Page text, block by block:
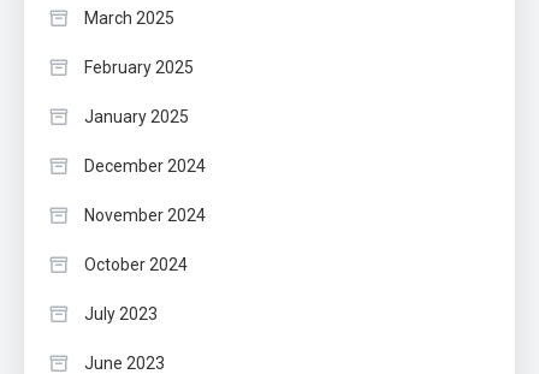
March 2025
February 2025
January 2025
December 2024
November 2024
October 2024
July 2023
June 2023